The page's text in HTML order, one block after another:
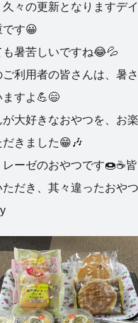
久々の更新となりますデ
です😀
も暑苦しいですね😂💦
利用者の皆さんは、暑
すよ💪😄
大好きなおやつを、お
だきました😁🎶
ーゼのおやつです🍩☕
ただき、其々違ったおや